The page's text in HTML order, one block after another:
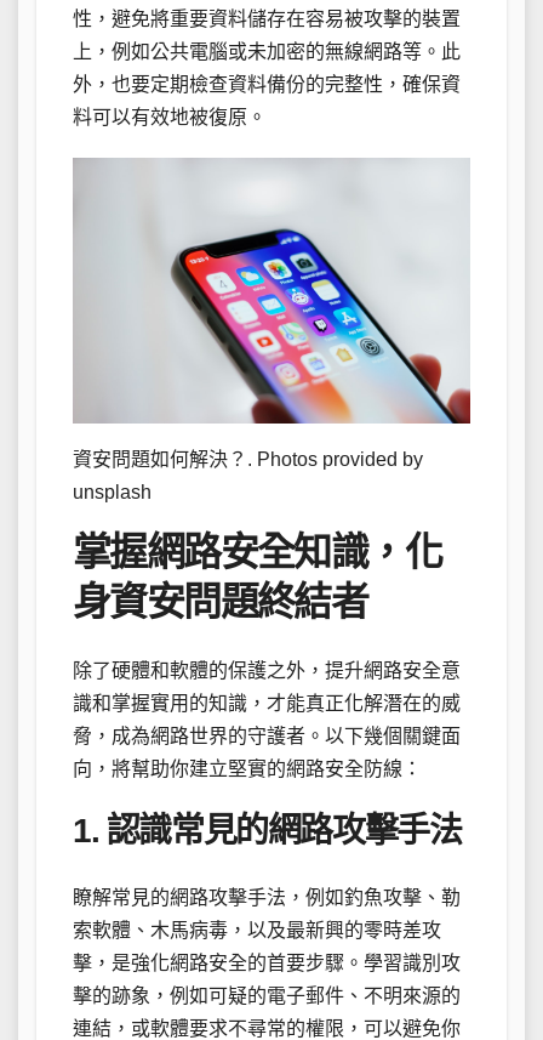
性，避免將重要資料儲存在容易被攻擊的裝置
上，例如公共電腦或未加密的無線網路等。此
外，也要定期檢查資料備份的完整性，確保資
料可以有效地被復原。
資安問題如何解決？. Photos provided by
unsplash
掌握網路安全知識，化
身資安問題終結者
除了硬體和軟體的保護之外，提升網路安全意
識和掌握實用的知識，才能真正化解潛在的威
脅，成為網路世界的守護者。以下幾個關鍵面
向，將幫助你建立堅實的網路安全防線：
1. 認識常見的網路攻擊手法
瞭解常見的網路攻擊手法，例如釣魚攻擊、勒
索軟體、木馬病毒，以及最新興的零時差攻
擊，是強化網路安全的首要步驟。學習識別攻
擊的跡象，例如可疑的電子郵件、不明來源的
連結，或軟體要求不尋常的權限，可以避免你